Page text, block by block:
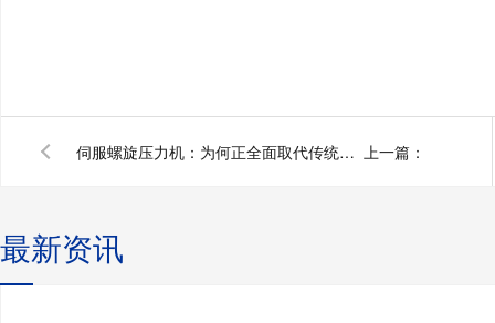
上一篇：
伺服螺旋压力机：为何正全面取代传统摩擦压力机？
最新资讯